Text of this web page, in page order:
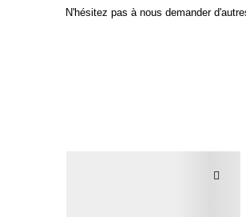
N'hésitez pas à nous demander